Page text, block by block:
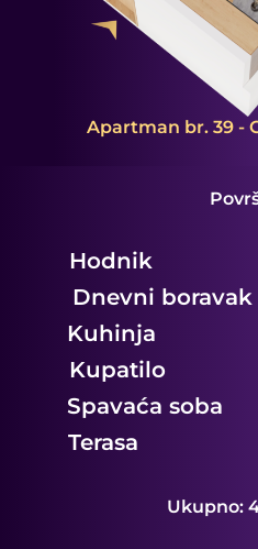
Apartman br. 39 -
Hodnik
Dnevni
Kuhinja
Kupatilo
Spavaća
Terasa
Ukupno: